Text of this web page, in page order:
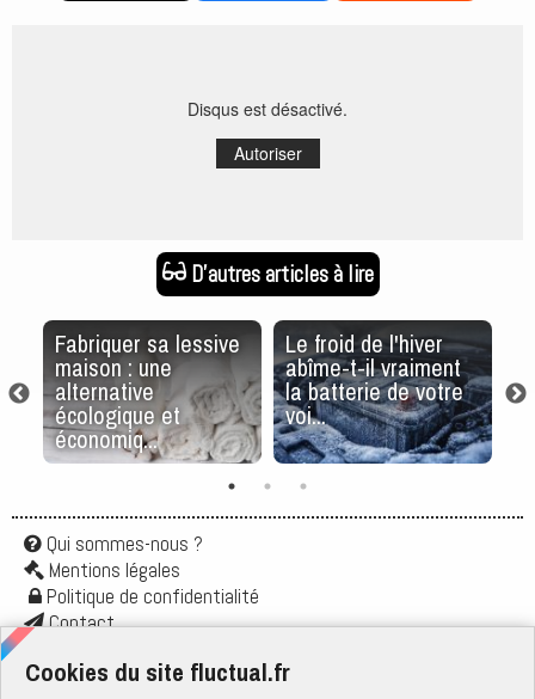
Cookies du site fluctual.fr
Disqus est désactivé.
Autoriser
D'autres articles à lire
Fabriquer sa lessive
maison : une
alternative
écologique et
économiq...
Le froid de l'hiver
abîme-t-il vraiment
la batterie de votre
voi...
Qui sommes-nous ?
Mentions légales
Politique de confidentialité
Contact
Flux rss